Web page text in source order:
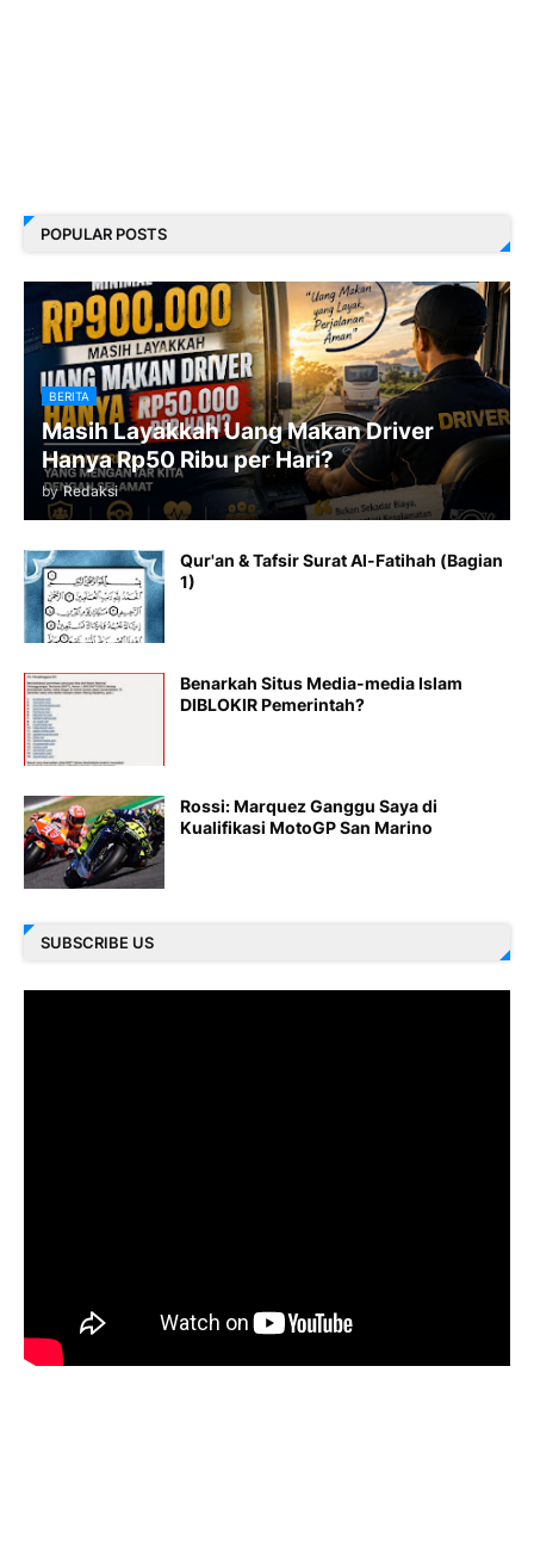
POPULAR POSTS
BERITA
Masih Layakkah Uang Makan Driver
Hanya Rp50 Ribu per Hari?
by Redaksi
Qur'an & Tafsir Surat Al-Fatihah (Bagian
1)
Benarkah Situs Media-media Islam
DIBLOKIR Pemerintah?
Rossi: Marquez Ganggu Saya di
Kualifikasi MotoGP San Marino
SUBSCRIBE US